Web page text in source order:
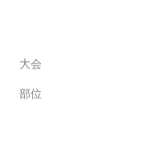
大会
部位